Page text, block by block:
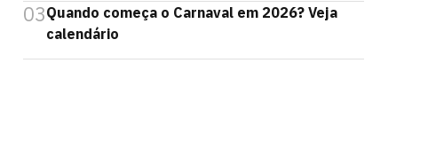
03Quando começa o Carnaval em 2026? Veja
calendário